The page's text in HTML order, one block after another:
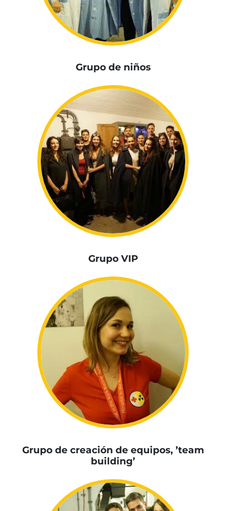
Grupo de niños
Grupo VIP
Grupo de creación de equipos, ’team
building’